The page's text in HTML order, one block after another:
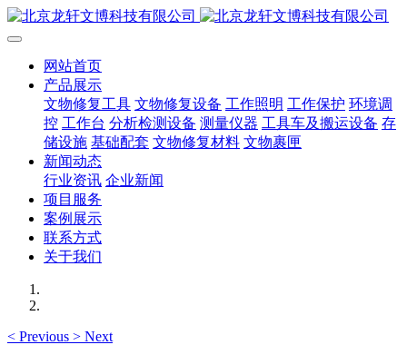
网站首页
产品展示
文物修复工具 文物修复设备 工作照明 工作保护 环境调
控 工作台 分析检测设备 测量仪器 工具车及搬运设备 存
储设施 基础配套 文物修复材料 文物裹匣
新闻动态
行业资讯 企业新闻
项目服务
案例展示
联系方式
关于我们
< Previous > Next